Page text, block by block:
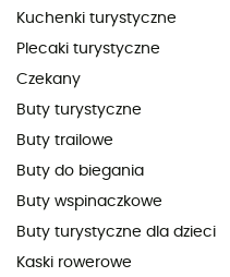
Kuchenki turystyczne
Plecaki turystyczne
Czekany
Buty turystyczne
Buty trailowe
Buty do biegania
Buty wspinaczkowe
Buty turystyczne dla dzieci
Kaski rowerowe